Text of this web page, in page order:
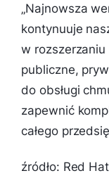
„Najnowsza
kontynuuje
w
publiczne,
do obsługi
zapewnić
całego
źródło: Red Hat